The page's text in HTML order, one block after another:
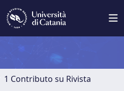
1 Contributo su Rivista